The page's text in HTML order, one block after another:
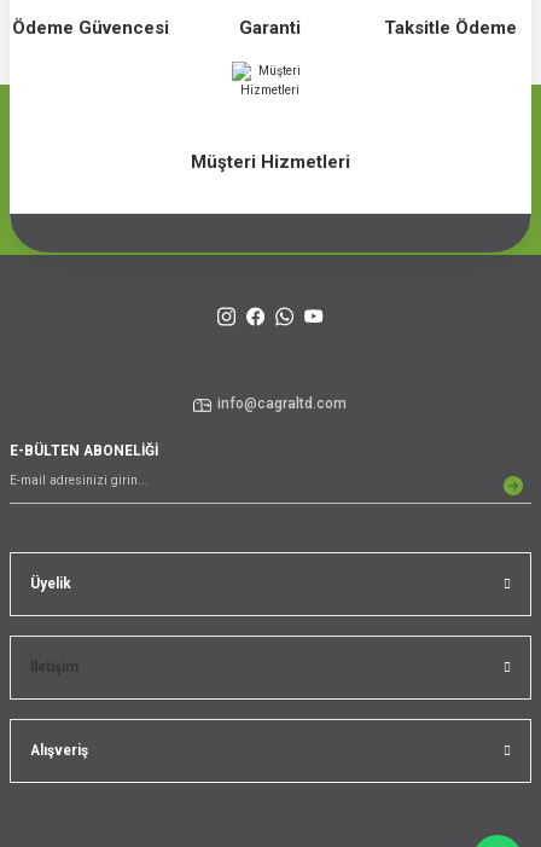
Ödeme Güvencesi Garanti Taksitle Ödeme
Müşteri Hizmetleri
Üyelik
İletişim
Alışveriş
info@cagraltd.com
E-BÜLTEN ABONELİĞİ